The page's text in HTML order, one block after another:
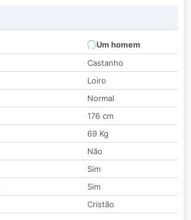
Um homem
Castanho
Loiro
Normal
176 cm
69 Kg
Não
Sim
Sim
Cristão